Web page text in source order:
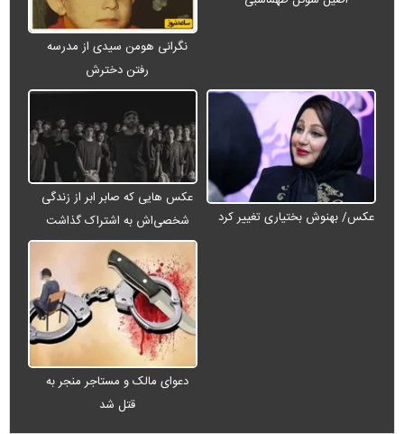
نگرانی هومن سیدی از مدرسه
رفتن دخترش
عکس/ بهنوش بختیاری تغییر کرد
عکس هایی که صابر ابر از زندگی
شخصی‌اش به اشتراک گذاشت
دعوای مالک و مستاجر منجر به
قتل شد